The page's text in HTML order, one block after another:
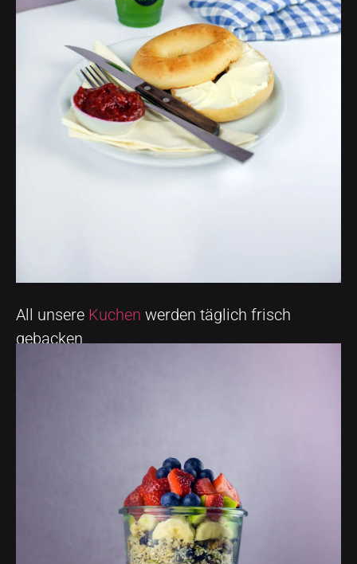
All unsere Kuchen werden täglich frisch
gebacken